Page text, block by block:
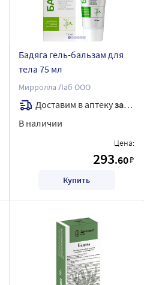
Бадяга гель-бальзам для
тела 75 мл
Мирролла Лаб ООО
Доставим в аптекузавтра
В наличии
Цена:
293.60₽
Купить